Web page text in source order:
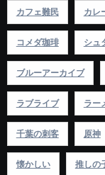
カフェ難民 カレ
コメダ珈琲 シュ
ブルーアーカイブ
ラブライブ ラー
千葉の刺客 原神
懐かしい 推しの